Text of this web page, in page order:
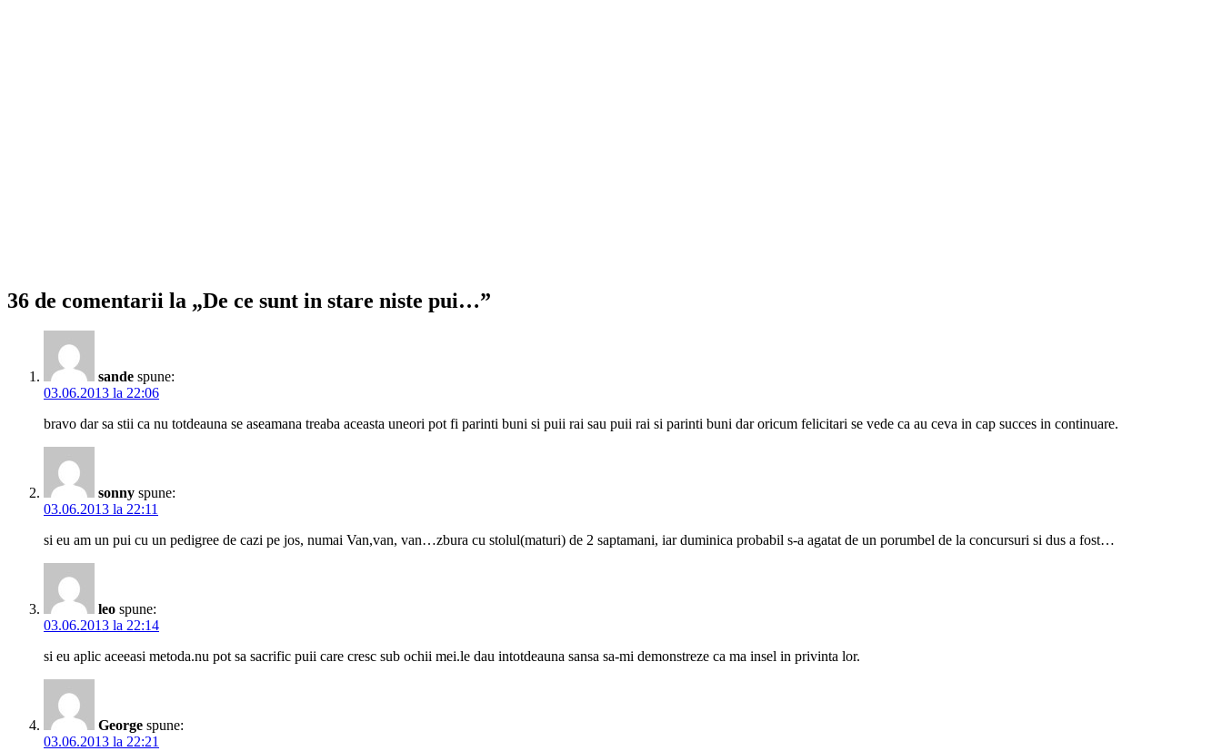
36 de comentarii la „De ce sunt in stare niste pui…”
sande spune:
03.06.2013 la 22:06
bravo dar sa stii ca nu totdeauna se aseamana treaba aceasta uneori pot fi parinti buni si puii rai sau puii rai si parinti buni dar oricum felicitari se vede ca au ceva in cap succes in continuare.
sonny spune:
03.06.2013 la 22:11
si eu am un pui cu un pedigree de cazi pe jos, numai Van,van, van…zbura cu stolul(maturi) de 2 saptamani, iar duminica probabil s-a agatat de un porumbel de la concursuri si dus a fost…
leo spune:
03.06.2013 la 22:14
si eu aplic aceeasi metoda.nu pot sa sacrific puii care cresc sub ochii mei.le dau intotdeauna sansa sa-mi demonstreze ca ma insel in privinta lor.
George spune:
03.06.2013 la 22:21